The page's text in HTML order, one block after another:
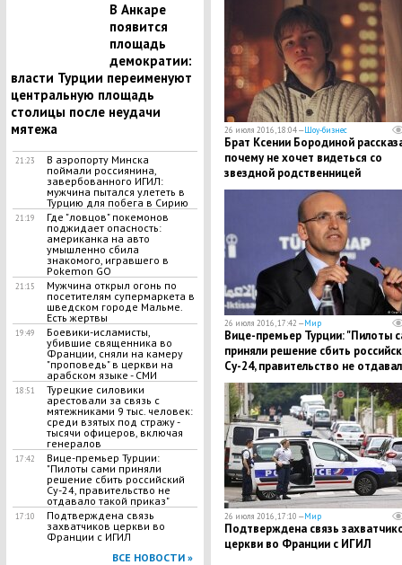
В Анкаре
появится
площадь
демократии:
власти Турции переименуют
центральную площадь
столицы после неудачи
мятежа
21:23
В аэропорту Минска
поймали россиянина,
завербованного ИГИЛ:
мужчина пытался улететь в
Турцию для побега в Сирию
21:19
Где "ловцов" покемонов
поджидает опасность:
американка на авто
умышленно сбила
знакомого, игравшего в
Pokemon GO
21:15
Мужчина открыл огонь по
посетителям супермаркета в
шведском городе Мальме.
Есть жертвы
19:49
Боевики-исламисты,
убившие священника во
Франции, сняли на камеру
"проповедь" в церкви на
арабском языке - СМИ
18:51
Турецкие силовики
арестовали за связь с
мятежниками 9 тыс. человек:
среди взятых под стражу -
тысячи офицеров, включая
генералов
17:42
Вице-премьер Турции:
"Пилоты сами приняли
решение сбить российский
Су-24, правительство не
отдавало такой приказ"
17:10
Подтверждена связь
захватчиков церкви во
Франции с ИГИЛ
ВСЕ НОВОСТИ »
26 июля 2016, 18:04 —Шоу-бизнес
Брат Ксении Бородиной
почему не хочет видеться со
звездной родственницей
26 июля 2016, 17:42 —Мир
Вице-премьер Турции: "Пилоты
приняли решение сбить
Су-24, правительство не
такой приказ"
26 июля 2016, 17:10 —Мир
Подтверждена связь
церкви во Франции с ИГИЛ